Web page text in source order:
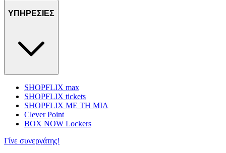
ΥΠΗΡΕΣΙΕΣ
SHOPFLIX max
SHOPFLIX tickets
SHOPFLIX ΜΕ ΤΗ ΜΙΑ
Clever Point
BOX NOW Lockers
Γίνε συνεργάτης!